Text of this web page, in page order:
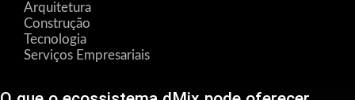
Arquitetura
Construção
Tecnologia
Serviços Empresariais